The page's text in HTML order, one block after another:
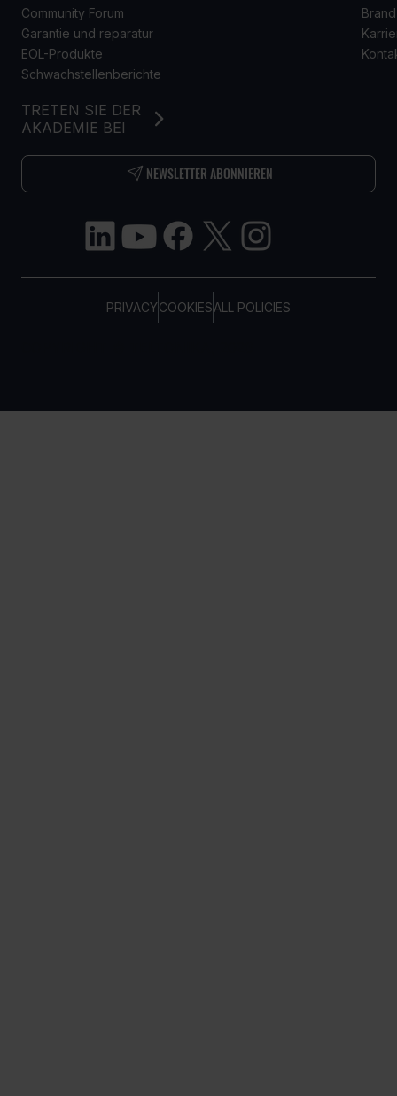
PRIVACYCOOKIESALL POLICIES
TRETEN SIE DER
AKADEMIE BEI
NEWSLETTER ABONNIEREN
Community Forum
Garantie und reparatur
EOL-Produkte
Schwachstellenberichte